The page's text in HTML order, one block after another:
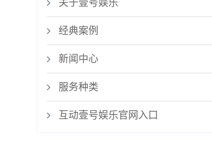
关于壹号娱乐
经典案例
新闻中心
服务种类
互动壹号娱乐官网入口